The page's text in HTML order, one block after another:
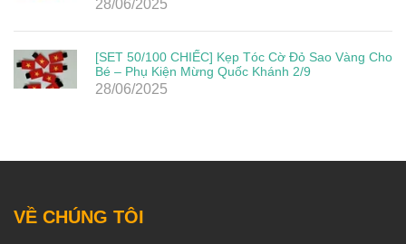
28/06/2025
[SET 50/100 CHIẾC] Kẹp Tóc Cờ Đỏ Sao Vàng Cho
Bé – Phụ Kiện Mừng Quốc Khánh 2/9
28/06/2025
VỀ CHÚNG TÔI